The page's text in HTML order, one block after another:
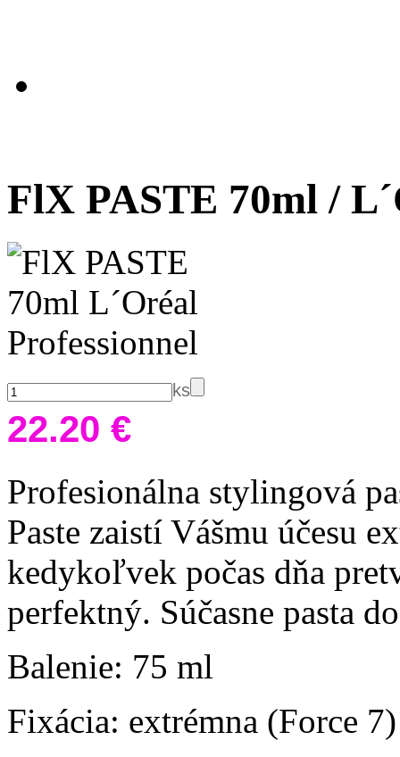
FlX PASTE 70ml /
ks
22.20 €
Profesionálna stylingová
Paste zaistí Vášmu účesu
kedykoľvek počas dňa
perfektný. Súčasne pasta
Balenie: 75 ml
Fixácia: extrémna (Force 7)